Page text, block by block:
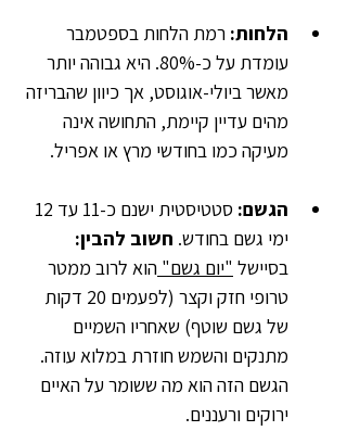
הלחות: רמת הלחות בספטמבר
עומדת על כ-80%. היא גבוהה יותר
מאשר ביולי-אוגוסט, אך כיוון שהבריזה
מהים עדיין קיימת, התחושה אינה
מעיקה כמו בחודשי מרץ או אפריל.
הגשם:
ימי גשם בחודש. חשוב להבין:
בסיישל "יום גשם" הוא לרוב ממטר
טרופי חזק וקצר (לפעמים 20 דקות
של גשם שוטף) שאחריו השמיים
מתנקים והשמש חוזרת במלוא עוזה.
הגשם הזה הוא מה ששומר על האיים
ירוקים ורעננים.